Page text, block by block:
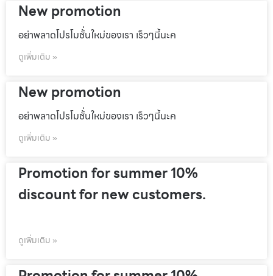
New promotion
อย่าพลาดโปรโมชั้่นใหม่ของเรา เร็วๆนี้นะค
ดูเพิ่มเติม »
New promotion
อย่าพลาดโปรโมชั้่นใหม่ของเรา เร็วๆนี้นะค
ดูเพิ่มเติม »
Promotion for summer 10%
discount for new customers.
ดูเพิ่มเติม »